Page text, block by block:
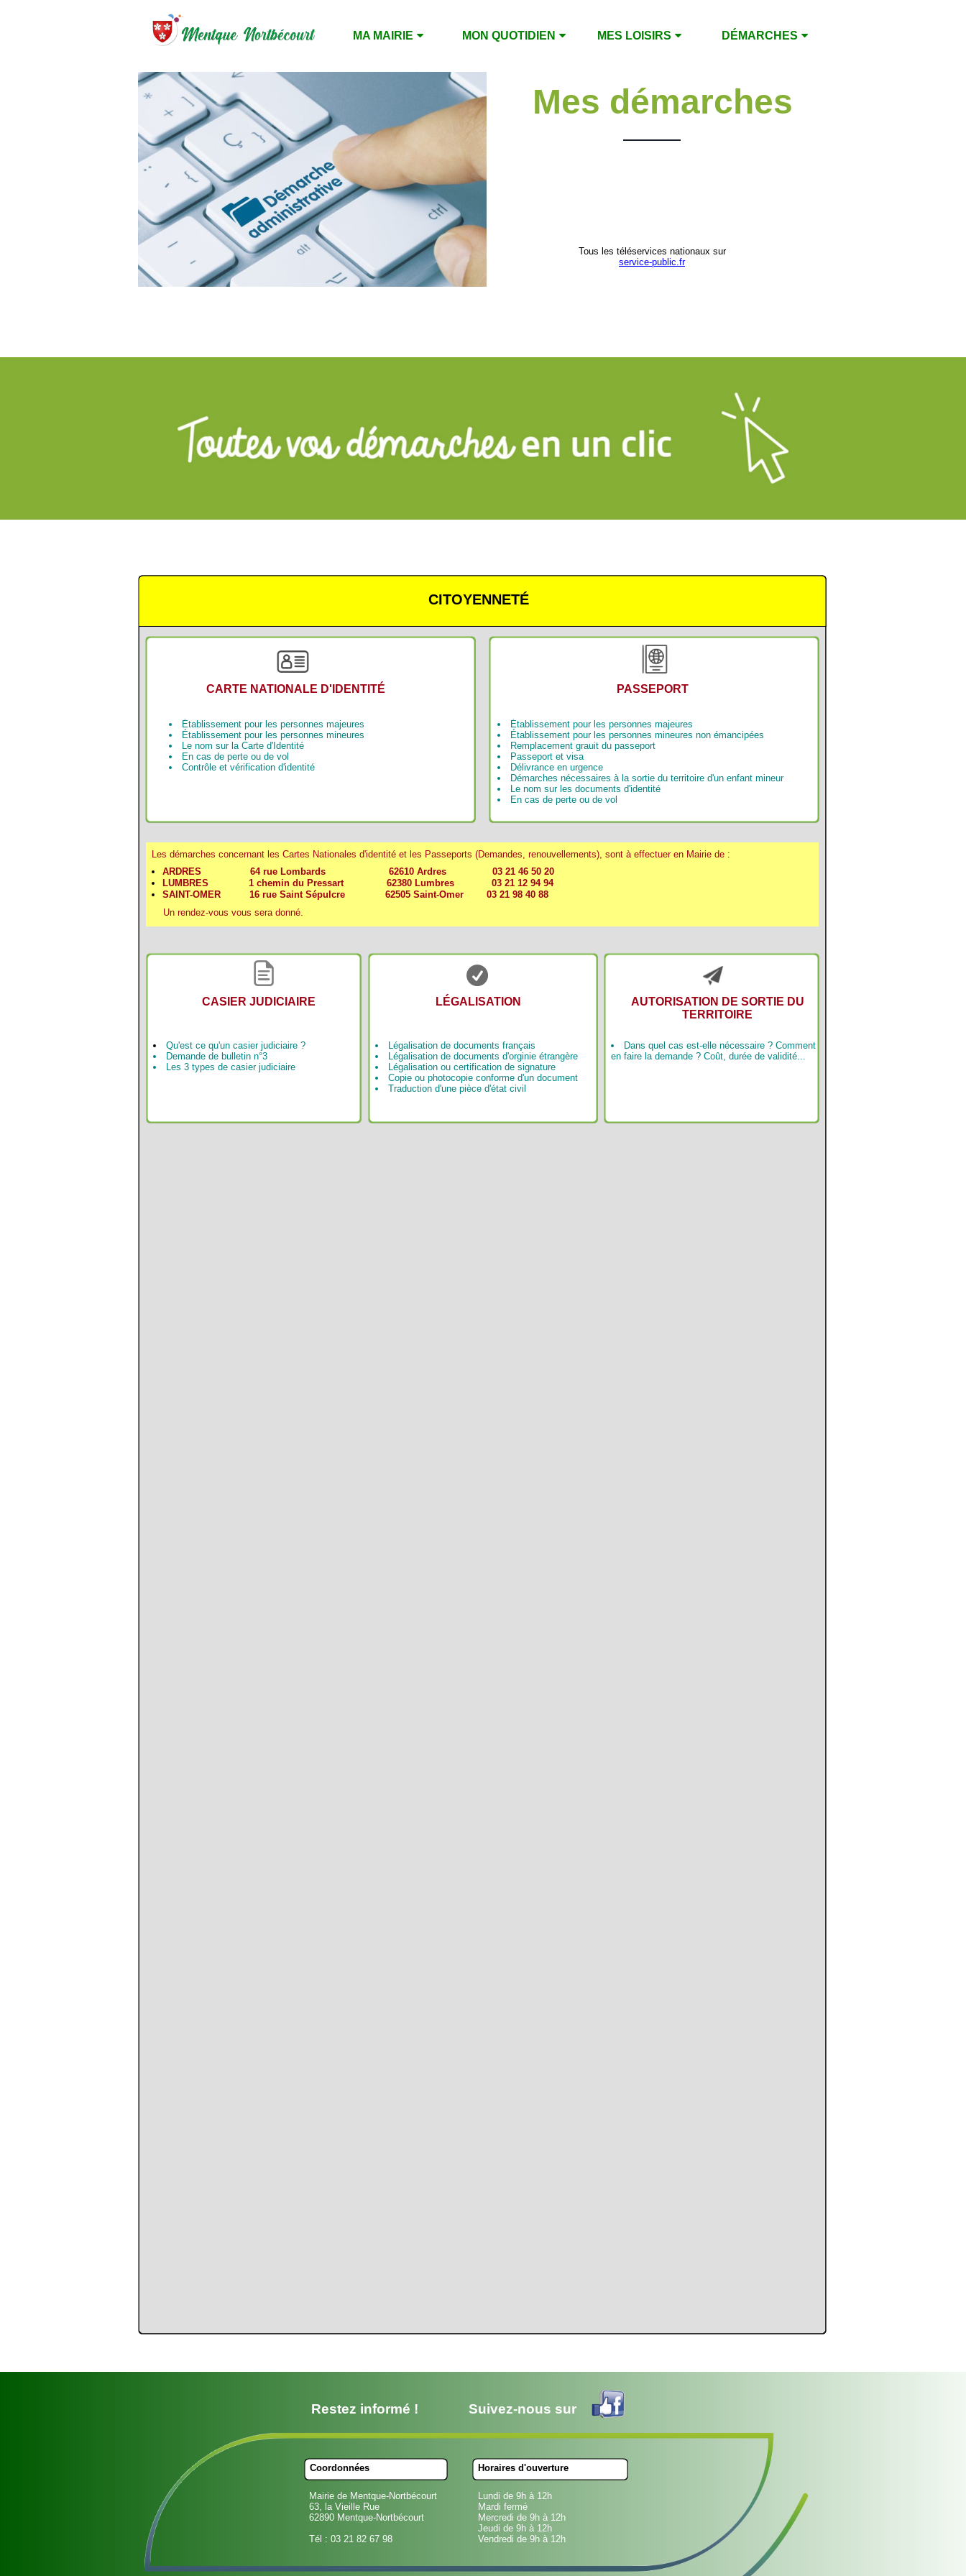
MA MAIRIE MON QUOTIDIEN MES LOISIRS DÉMARCHES
Mes démarches
Tous les téléservices nationaux sur
service-public.fr
CITOYENNETÉ
Qu'est ce qu'un casier judiciaire ?
Demande de bulletin n°3
Les 3 types de casier judiciaire
CASIER JUDICIAIRE
Légalisation de documents français
Légalisation de documents d'orginie étrangère
Légalisation ou certification de signature
Copie ou photocopie conforme d'un document
Traduction d'une pièce d'état civil
LÉGALISATION
Dans quel cas est-elle nécessaire ? Comment
en faire la demande ? Coût, durée de validité...
AUTORISATION DE SORTIE DU
TERRITOIRE
CARTE NATIONALE D'IDENTITÉ
Établissement pour les personnes majeures
Établissement pour les personnes mineures
Le nom sur la Carte d'Identité
En cas de perte ou de vol
Contrôle et vérification d'identité
Établissement pour les personnes majeures
Établissement pour les personnes mineures non émancipées
Remplacement grauit du passeport
Passeport et visa
Délivrance en urgence
Démarches nécessaires à la sortie du territoire d'un enfant mineur
Le nom sur les documents d'identité
En cas de perte ou de vol
PASSEPORT
Les démarches concernant les Cartes Nationales d'identité et les Passeports (Demandes, renouvellements), sont à effectuer en Mairie de :
ARDRES 64 rue Lombards 62610 Ardres 03 21 46 50 20
LUMBRES 1 chemin du Pressart 62380 Lumbres 03 21 12 94 94
SAINT-OMER 16 rue Saint Sépulcre 62505 Saint-Omer 03 21 98 40 88
Un rendez-vous vous sera donné.
Coordonnées
Mairie de Mentque-Nortbécourt
63, la Vieille Rue
62890 Mentque-Nortbécourt
Tél : 03 21 82 67 98
Horaires d'ouverture
Restez informé ! Suivez-nous sur
Lundi de 9h à 12h
Mardi fermé
Mercredi de 9h à 12h
Jeudi de 9h à 12h
Vendredi de 9h à 12h